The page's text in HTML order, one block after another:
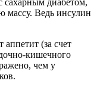
массу. Ведь инсулин
(за счет
кишечного
чем у